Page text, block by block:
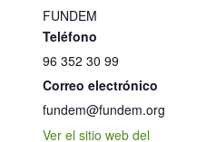
FUNDEM
Teléfono
96 352 30 99
Correo electrónico
fundem@fundem.org
Ver el sitio web del